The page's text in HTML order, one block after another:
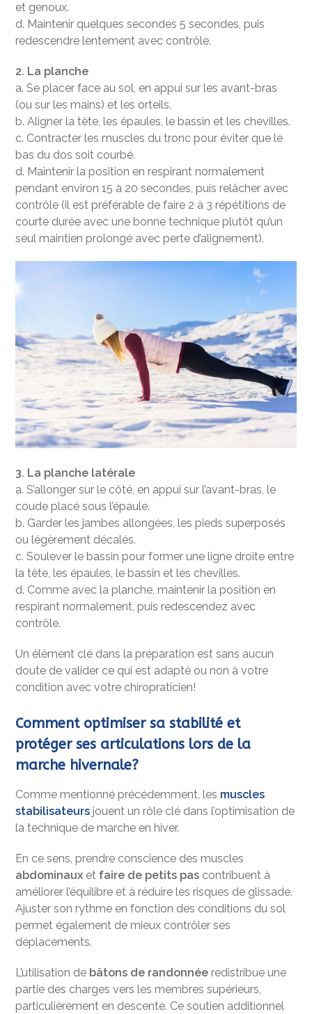
et genoux.
d. Maintenir quelques secondes 5 secondes, puis
redescendre lentement avec contrôle.
2. La planche
a. Se placer face au sol, en appui sur les avant-bras
(ou sur les mains) et les orteils.
b. Aligner la tête, les épaules, le bassin et les chevilles.
c. Contracter les muscles du tronc pour éviter que le
bas du dos soit courbé.
d. Maintenir la position en respirant normalement
pendant environ 15 à 20 secondes, puis relâcher avec
contrôle (il est préférable de faire 2 à 3 répétitions de
courte durée avec une bonne technique plutôt qu’un
seul maintien prolongé avec perte d’alignement).
3. La planche latérale
a. S’allonger sur le côté, en appui sur l’avant-bras, le
coude placé sous l’épaule.
b. Garder les jambes allongées, les pieds superposés
ou légèrement décalés.
c. Soulever le bassin pour former une ligne droite entre
la tête, les épaules, le bassin et les chevilles.
d. Comme avec la planche, maintenir la position en
respirant normalement, puis redescendez avec
contrôle.
Un élément clé dans la préparation est sans aucun
doute de valider ce qui est adapté ou non à votre
condition avec votre chiropraticien!
Comment optimiser sa stabilité et
protéger ses articulations lors de la
marche hivernale?
Comme mentionné précédemment, les muscles
stabilisateurs jouent un rôle clé dans l’optimisation de
la technique de marche en hiver.
En ce sens, prendre conscience des muscles
abdominaux et faire de petits pas contribuent à
améliorer l’équilibre et à réduire les risques de glissade.
Ajuster son rythme en fonction des conditions du sol
permet également de mieux contrôler ses
déplacements.
L’utilisation de bâtons de randonnée redistribue une
partie des charges vers les membres supérieurs,
particulièrement en descente. Ce soutien additionnel